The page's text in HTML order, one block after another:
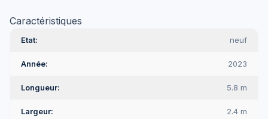
Caractéristiques
Etat neuf
Année 2023
Longueur 5.8 m
Largeur 2.4 m